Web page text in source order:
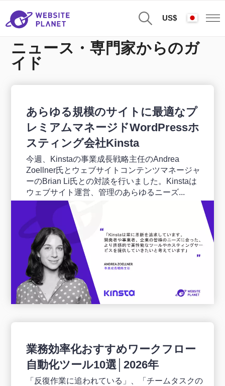
US$
ニュース・専門家からのガ
イド
あらゆる規模のサイトに最適なプ
レミアムマネージドWordPressホ
スティング会社Kinsta
今週、Kinstaの事業成長戦略主任のAndrea
Zoellner氏とウェブサイトコンテンツマネージャ
ーのBrian Li氏との対談を行いました。Kinstaは
ウェブサイト運営、管理のあらゆるニーズ...
業務効率化おすすめワークフロー
自動化ツール10選│2026年
「反復作業に追われている」、「チームタスクの